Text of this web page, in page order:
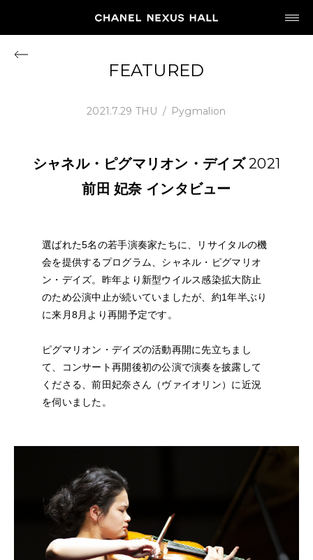
HOME
2026
ARCHIVE
FEATURED
FEATURED
2021.7.29 THU Pygmalion
シャネル・ピグマリオン・デイズ2021
前田 妃奈 インタビュー
選ばれた5名の若手演奏家たちに、リサイタルの機
会を提供するプログラム、シャネル・ピグマリオ
ン・デイズ。昨年より新型ウイルス感染拡大防止
のため公演中止が続いていましたが、約1年半ぶり
に来月8月より再開予定です。
ピグマリオン・デイズの活動再開に先立ちまし
て、コンサート再開後初の公演で演奏を披露して
くださる、前田妃奈さん（ヴァイオリン）に近況
を伺いました。